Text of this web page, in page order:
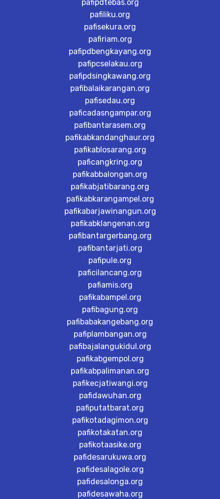
pafipdtebas.org
pafiliku.org
pafisekura.org
pafiriam.org
pafipdbengkayang.org
pafipcselakau.org
pafipdsingkawang.org
pafibalaikarangan.org
pafisedau.org
paficadasngampar.org
pafibantarasem.org
pafikabkandanghaur.org
pafikablosarang.org
paficangkring.org
pafikabbalongan.org
pafikabjatibarang.org
pafikabkarangampel.org
pafikabarjawinangun.org
pafikabklangenan.org
pafibantargerbang.org
pafibantarjati.org
pafipule.org
paficilancang.org
pafiamis.org
pafikabampel.org
pafibagung.org
pafibabakangebang.org
pafiplambangan.org
pafibajalangukidul.org
pafikabgempol.org
pafikabpalimanan.org
pafikecjatiwangi.org
pafidawuhan.org
pafiputatbarat.org
pafikotadagimon.org
pafikotakatan.org
pafikotaasike.org
pafidesarukuwa.org
pafidesalagole.org
pafidesalonga.org
pafidesawaha.org